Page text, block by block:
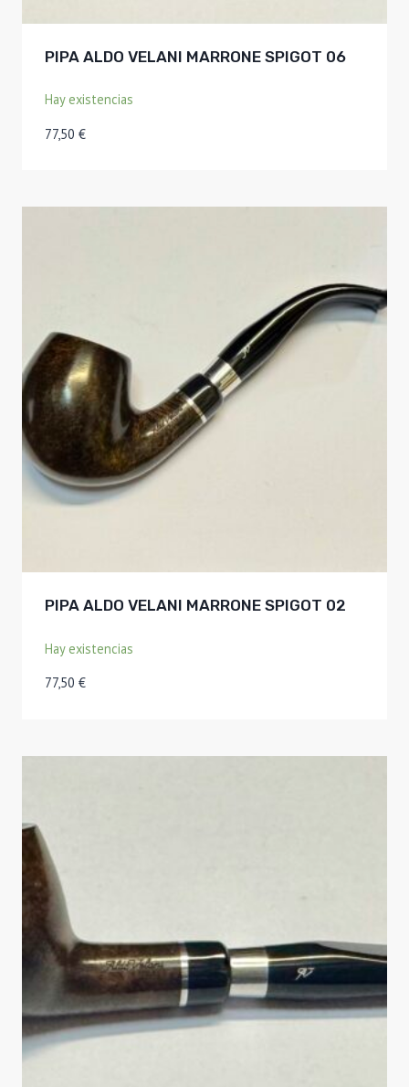
PIPA ALDO VELANI MARRONE SPIGOT 06
Hay existencias
77,50 €
PIPA ALDO VELANI MARRONE SPIGOT 02
Hay existencias
77,50 €